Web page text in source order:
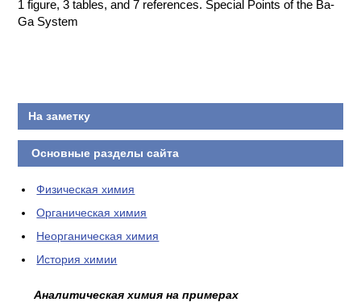
1 figure, 3 tables, and 7 references. Special Points of the Ba-
Ga System
На заметку
Основные разделы сайта
Физическая химия
Органическая химия
Неорганическая химия
История химии
Аналитическая химия на примерах